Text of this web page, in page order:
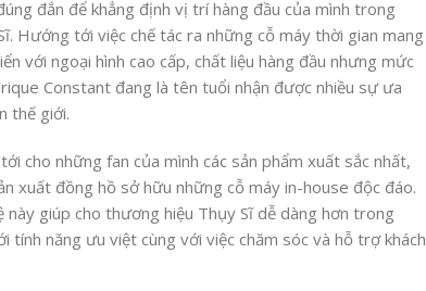
đắn để khẳng định vị trí hàng đầu của mình trong
Hướng tới việc chế tác ra những cỗ máy thời gian mang
với ngoại hình cao cấp, chất liệu hàng đầu nhưng mức
Constant đang là tên tuổi nhận được nhiều sự ưa
thế giới.
cho những fan của mình các sản phẩm xuất sắc nhất,
xuất đồng hồ sở hữu những cỗ máy in-house độc đáo.
này giúp cho thương hiệu Thụy Sĩ dễ dàng hơn trong
tính năng ưu việt cùng với việc chăm sóc và hỗ trợ khách